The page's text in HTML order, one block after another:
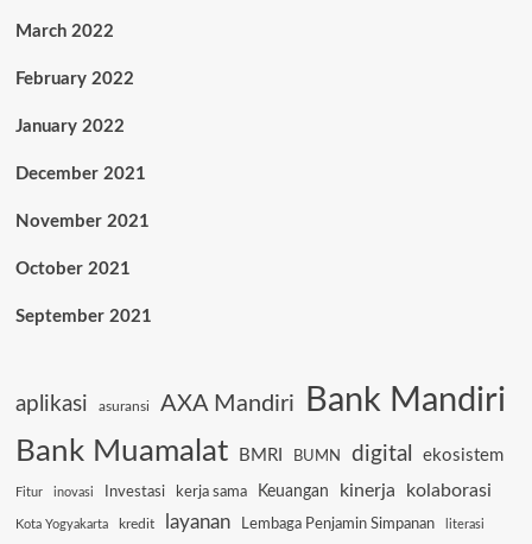
March 2022
February 2022
January 2022
December 2021
November 2021
October 2021
September 2021
aplikasi asuransi AXA Mandiri Bank Mandiri
Bank Muamalat BMRI BUMN digital ekosistem
Fitur inovasi Investasi kerja sama Keuangan kinerja kolaborasi
Kota Yogyakarta kredit layanan Lembaga Penjamin Simpanan literasi